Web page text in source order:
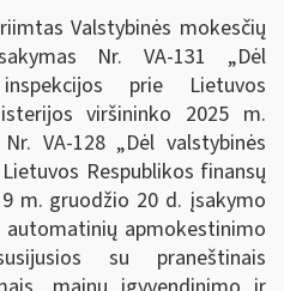
Valstybinės mokesčių
Nr. VA-131 „Dėl
prie Lietuvos
viršininko 2025 m.
VA-128 „Dėl valstybinės
Respublikos finansų
m. gruodžio 20 d. įsakymo
automatinių apmokestinimo
su praneštinais